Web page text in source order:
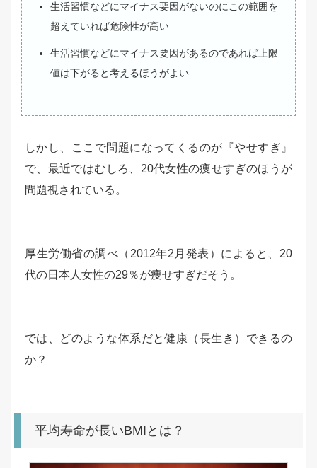
生活習慣などにマイナス要因がないのにこの範囲を
超えていれば危険性が高い
生活習慣などにマイナス要因があるのであれば上限
値は下がると考えるほうがよい
しかし、ここで問題になってくるのが『やせすぎ』
で、最近ではむしろ、20代女性の痩せすぎのほうが
問題視されている。
厚生労働省の調べ（2012年2月発表）によると、20
代の日本人女性の29％が痩せすぎだそう。
では、どのような体系だと健康（長生き）できるの
か？
平均寿命が長いBMIとは？